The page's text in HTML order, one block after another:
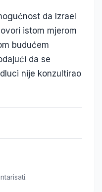
da Izrael
istom mjerom
budućem
da se
nije konzultirao